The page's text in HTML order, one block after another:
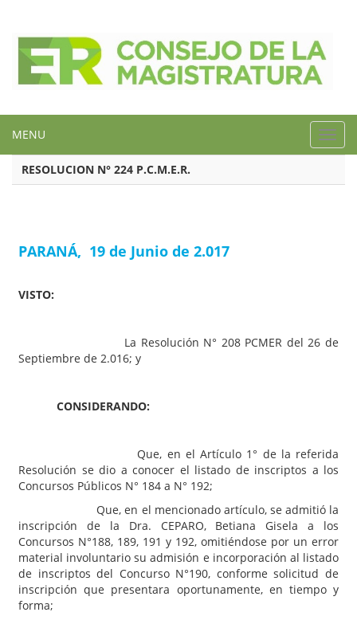
MENU
RESOLUCION N° 224 P.C.M.E.R.
PARANÁ, 19 de Junio de 2.017
VISTO:
La Resolución N° 208 PCMER del 26 de
Septiembre de 2.016; y
CONSIDERANDO:
Que, en el Artículo 1° de la referida
Resolución se dio a conocer el listado de inscriptos a los
Concursos Públicos N° 184 a N° 192;
Que, en el mencionado artículo, se admitió la
inscripción de la Dra. CEPARO, Betiana Gisela a los
Concursos N°188, 189, 191 y 192, omitiéndose por un error
material involuntario su admisión e incorporación al listado
de inscriptos del Concurso N°190, conforme solicitud de
inscripción que presentara oportunamente, en tiempo y
forma;